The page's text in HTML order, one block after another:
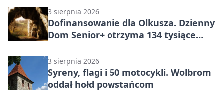
3 sierpnia 2026
Dofinansowanie dla Olkusza. Dzienny
Dom Senior+ otrzyma 134 tysiące
3 sierpnia 2026
Syreny, flagi i 50 motocykli. Wolbrom
oddał hołd powstańcom